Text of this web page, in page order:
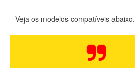
Veja os modelos compatíveis abaixo.